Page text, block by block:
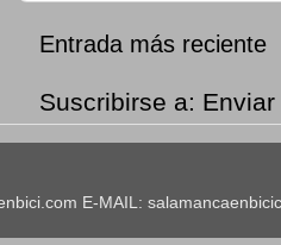
Entrada más reciente
Suscribirse a:
E-MAIL: